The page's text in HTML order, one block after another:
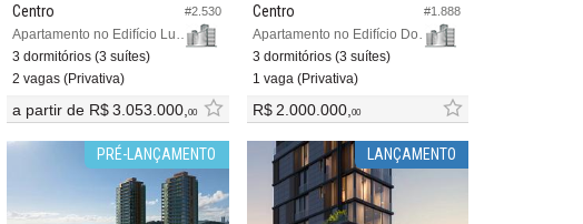
#2.530
Centro
Apartamento no Edifício Luminare Residencial
3 dormitórios (3 suítes)
2 vagas (Privativa)
a partir de R$ 3.053.000,00
#1.888
Centro
Apartamento no Edifício Dom Pablo
3 dormitórios (3 suítes)
1 vaga (Privativa)
R$ 2.000.000, 00
PRÉ-LANÇAMENTO LANÇAMENTO